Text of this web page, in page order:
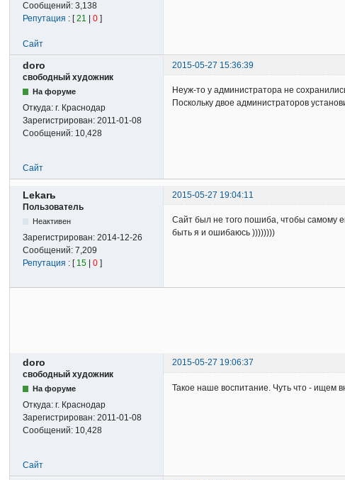
Сообщений:3,138
Репутация : [21 |0 ]
Сайт
doro
2015-05-27 15:36:39
свободный художник
На форуме
Откуда:г. Краснодар
Зарегистрирован:2011-01-08
Сообщений: 10,428
Неуж-то у администратора не
Поскольку двое администраторов
Сайт
Lekarь
2015-05-27 19:04:11
Пользователь
Неактивен
Зарегистрирован:2014-12-26
Сообщений:7,209
Репутация : [ 15 |0 ]
Сайт был не того пошиба, чтобы самому
быть я и ошибаюсь ))))))))
doro
2015-05-27 19:06:37
свободный художник
На форуме
Откуда:г. Краснодар
Зарегистрирован:2011-01-08
Сообщений: 10,428
Такое наше воспитание. Чуть что - ищем
Сайт